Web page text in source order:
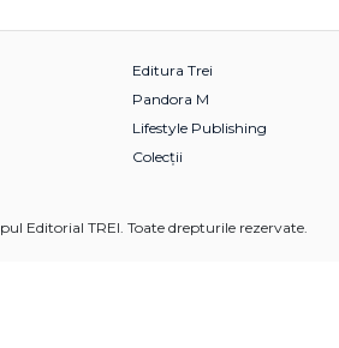
Editura Trei
Pandora M
Lifestyle Publishing
Colecții
Editorial TREI. Toate drepturile rezervate.